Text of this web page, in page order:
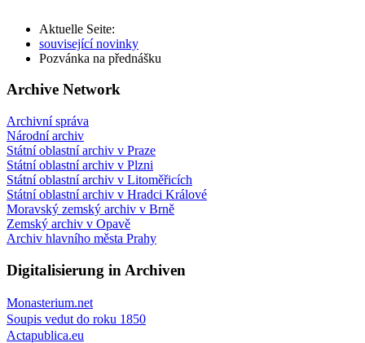
Aktuelle Seite:
související novinky
Pozvánka na přednášku
Archive Network
Archivní správa
Národní archiv
Státní oblastní archiv v Praze
Státní oblastní archiv v Plzni
Státní oblastní archiv v Litoměřicích
Státní oblastní archiv v Hradci Králové
Moravský zemský archiv v Brně
Zemský archiv v Opavě
Archiv hlavního města Prahy
Digitalisierung in Archiven
Monasterium.net
Soupis vedut do roku 1850
Actapublica.eu